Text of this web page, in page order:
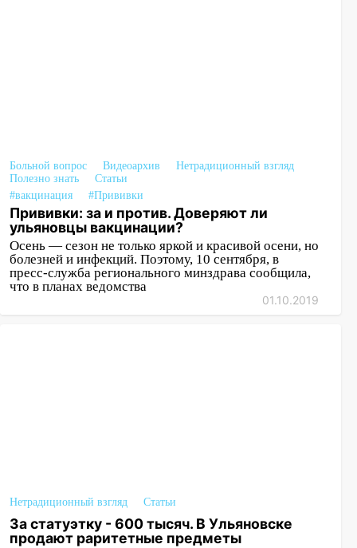
Больной вопрос Видеоархив
Нетрадиционный взгляд
Полезно знать
Статьи
#вакцинация
#Прививки
Прививки: за и против. Доверяют ли
ульяновцы вакцинации?
Осень — сезон не только яркой и красивой осени, но
болезней и инфекций. Поэтому, 10 сентября, в
пресс-служба регионального минздрава сообщила,
что в планах ведомства
01.10.2019
Нетрадиционный взгляд Статьи
За статуэтку - 600 тысяч. В Ульяновске
продают раритетные предметы